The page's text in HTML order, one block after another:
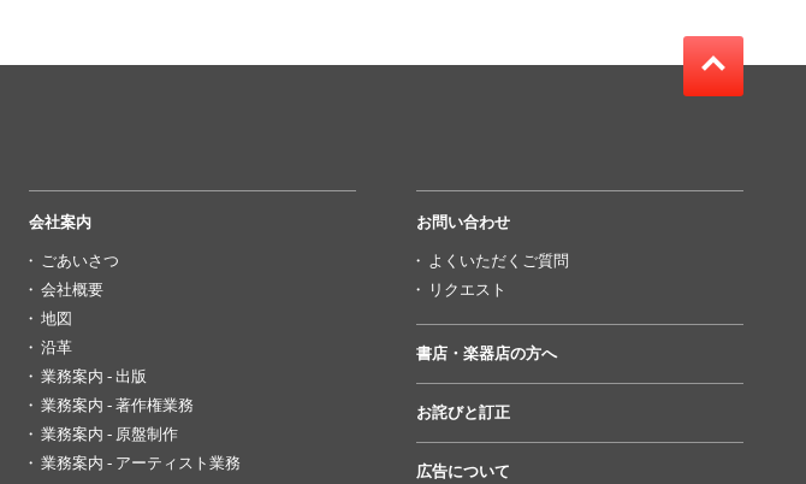
会社案内
ごあいさつ
会社概要
地図
沿革
業務案内 - 出版
業務案内 - 著作権業務
業務案内 - 原盤制作
業務案内 - アーティスト業務
お問い合わせ
よくいただくご質問
リクエスト
書店・楽器店の方へ
お詫びと訂正
広告について